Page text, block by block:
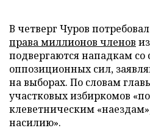
В четверг Чуров
права миллионов членов
подвергаются нападкам со
оппозиционных сил,
на выборах. По словам
участковых избиркомов
клеветническим
насилию».